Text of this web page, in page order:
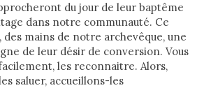
du jour de leur baptême
dans notre communauté. Ce
des mains de notre archevêque, une
de leur désir de conversion. Vous
les reconnaitre. Alors,
saluer, accueillons-les